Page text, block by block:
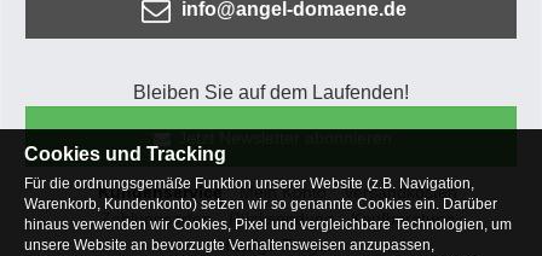
info@angel-domaene.de
Bleiben Sie auf dem Laufenden!
Kundenservice Mein Konto
Versandkosten
Zahlungsarten
Rücksendung
Kaufberatung
Häufige Fragen
Cookies und Tracking
Für die ordnungsgemäße Funktion unserer Website (z.B. Navigation,
Warenkorb, Kundenkonto) setzen wir so genannte Cookies ein. Darüber
hinaus verwenden wir Cookies, Pixel und vergleichbare Technologien, um
unsere Website an bevorzugte Verhaltensweisen anzupassen,